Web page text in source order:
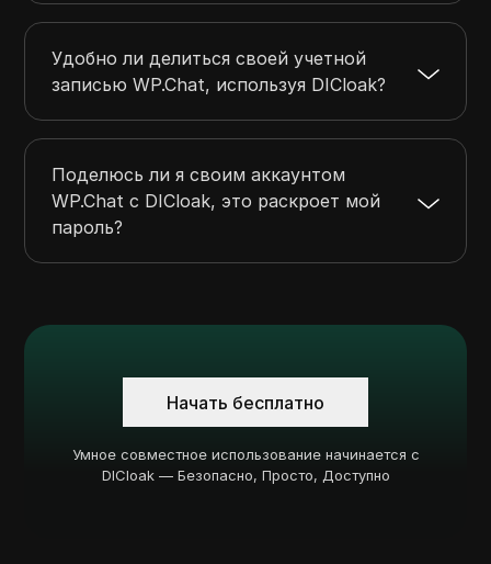
Удобно ли делиться своей учетной
записью WP.Chat, используя DICloak?
Поделюсь ли я своим аккаунтом
WP.Chat с DICloak, это раскроет мой
пароль?
Начать бесплатно
Умное совместное использование начинается с
DICloak — Безопасно, Просто, Доступно